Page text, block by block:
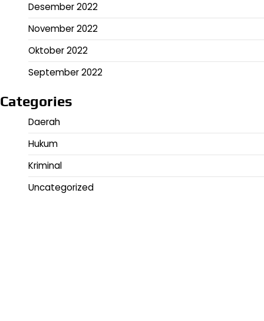
Desember 2022
November 2022
Oktober 2022
September 2022
Categories
Daerah
Hukum
Kriminal
Uncategorized